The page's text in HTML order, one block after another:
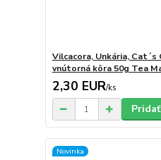
Vilcacora, Unkária, Cat´s
vnútorná kôra 50g Tea
2,30 EUR/ks
Novinka